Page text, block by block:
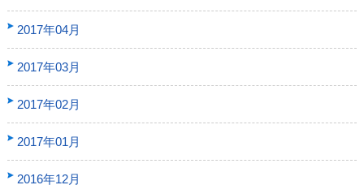
2017年04月
2017年03月
2017年02月
2017年01月
2016年12月